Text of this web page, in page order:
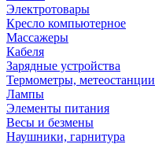
Электротовары
Кресло компьютерное
Массажеры
Кабеля
Зарядные устройства
Термометры, метеостанции
Лампы
Элементы питания
Весы и безмены
Наушники, гарнитура